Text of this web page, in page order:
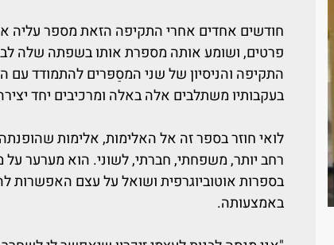
חודשים אחדים אחרי התקיפה הזאת מספר עליה
פרטים, ושומע אותה מספרת אותו בשפתה שלה
התקיפה והניסיון של שני המסַפּרים להתמודד
בעקבותיו משתלבים אלה באלה ומרכיבים יחד
לואי חוזר בספר זה אל האלימות, אלימות
רחב יותר, משפחתי, חברתי, לשוני. הוא מערער
בספרות אוטוביוגרפית ושואל על עצם האפשרות
באמצעותה.